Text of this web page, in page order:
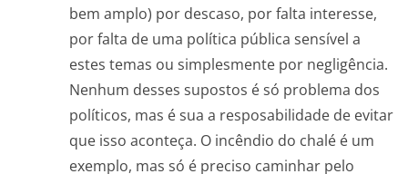
bem amplo) por descaso, por falta interesse,
por falta de uma política pública sensível a
estes temas ou simplesmente por negligência.
Nenhum desses supostos é só problema dos
políticos, mas é sua a resposabilidade de evitar
que isso aconteça. O incêndio do chalé é um
exemplo, mas só é preciso caminhar pelo